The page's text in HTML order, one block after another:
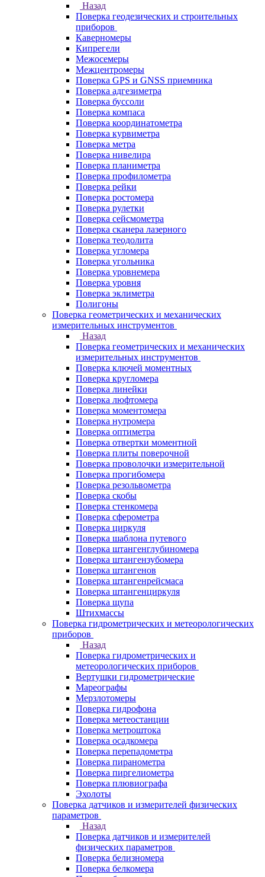
Назад
Поверка геодезических и строительных
приборов
Каверномеры
Кипрегели
Межосемеры
Межцентромеры
Поверка GPS и GNSS приемника
Поверка адгезиметра
Поверка буссоли
Поверка компаса
Поверка координатометра
Поверка курвиметра
Поверка метра
Поверка нивелира
Поверка планиметра
Поверка профилометра
Поверка рейки
Поверка ростомера
Поверка рулетки
Поверка сейсмометра
Поверка сканера лазерного
Поверка теодолита
Поверка угломера
Поверка угольника
Поверка уровнемера
Поверка уровня
Поверка эклиметра
Полигоны
Поверка геометрических и механических
измерительных инструментов
Назад
Поверка геометрических и механических
измерительных инструментов
Поверка ключей моментных
Поверка кругломера
Поверка линейки
Поверка люфтомера
Поверка моментомера
Поверка нутромера
Поверка оптиметра
Поверка отвертки моментной
Поверка плиты поверочной
Поверка проволочки измерительной
Поверка прогибомера
Поверка резольвометра
Поверка скобы
Поверка стенкомера
Поверка сферометра
Поверка циркуля
Поверка шаблона путевого
Поверка штангенглубиномера
Поверка штангензубомера
Поверка штангенов
Поверка штангенрейсмаса
Поверка штангенциркуля
Поверка щупа
Штихмассы
Поверка гидрометрических и метеорологических
приборов
Назад
Поверка гидрометрических и
метеорологических приборов
Вертушки гидрометрические
Мареографы
Мерзлотомеры
Поверка гидрофона
Поверка метеостанции
Поверка метроштока
Поверка осадкомера
Поверка перепадометра
Поверка пиранометра
Поверка пиргелиометра
Поверка плювиографа
Эхолоты
Поверка датчиков и измерителей физических
параметров
Назад
Поверка датчиков и измерителей
физических параметров
Поверка белизномера
Поверка белкомера